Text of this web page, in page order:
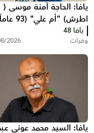
يافا: الحاجة آمنة موسى (
اطرش) "أم علي"
في ذمة الله
يافا 48
وفيات 2026
يافا: السيد محمد عوني